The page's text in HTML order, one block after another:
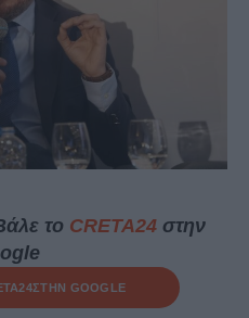
το CRETA24στην
ΣΤΗΝ GOOGLE